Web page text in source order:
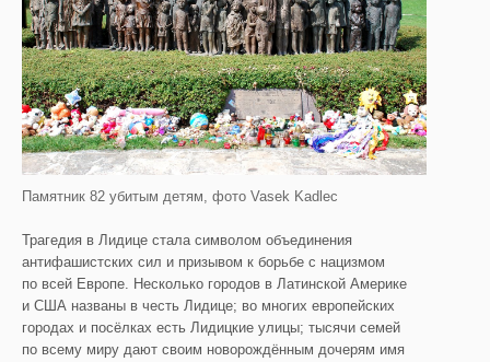
Памятник 82 убитым детям, фото Vasek Kadlec
Трагедия в Лидице стала символом объединения
антифашистских сил и призывом к борьбе с нацизмом
по всей Европе. Несколько городов в Латинской Америке
и США названы в честь Лидице; во многих европейских
городах и посёлках есть Лидицкие улицы; тысячи семей
по всему миру дают своим новорождённым дочерям имя